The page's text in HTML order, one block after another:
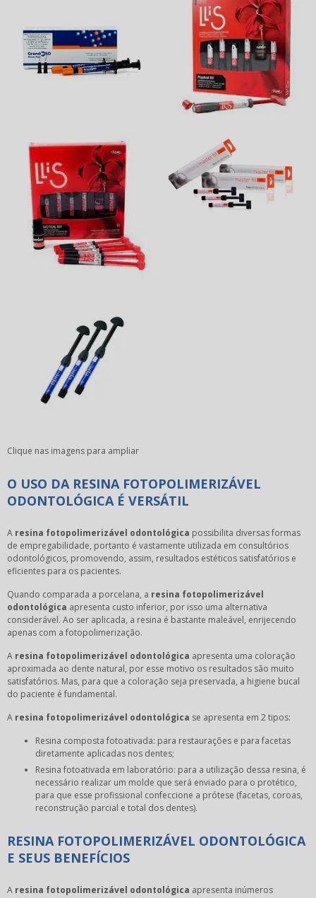
Clique nas imagens para ampliar
O USO DA RESINA FOTOPOLIMERIZÁVEL
ODONTOLÓGICA É VERSÁTIL
A resina fotopolimerizável odontológica possibilita diversas formas
de empregabilidade, portanto é vastamente utilizada em consultórios
odontológicos, promovendo, assim, resultados estéticos satisfatórios e
eficientes para os pacientes.
Quando comparada a porcelana, a resina fotopolimerizável
odontológica apresenta custo inferior, por isso uma alternativa
considerável. Ao ser aplicada, a resina é bastante maleável, enrijecendo
apenas com a fotopolimerização.
A resina fotopolimerizável odontológica apresenta uma coloração
aproximada ao dente natural, por esse motivo os resultados são muito
satisfatórios. Mas, para que a coloração seja preservada, a higiene bucal
do paciente é fundamental.
A resina fotopolimerizável odontológica se apresenta em 2 tipos:
Resina composta fotoativada: para restaurações e para facetas
diretamente aplicadas nos dentes;
Resina fotoativada em laboratório: para a utilização dessa resina, é
necessário realizar um molde que será enviado para o protético,
para que esse profissional confeccione a prótese (facetas, coroas,
reconstrução parcial e total dos dentes).
RESINA FOTOPOLIMERIZÁVEL ODONTOLÓGICA
E SEUS BENEFÍCIOS
A resina fotopolimerizável odontológica apresenta inúmeros